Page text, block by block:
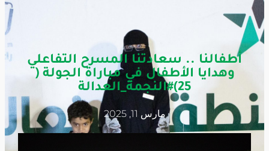
أطفالنا .. سعادتنا المسرح التفاعلي
وهدايا الأطفال في مباراة الجولة (
25)#النجمة_العدالة
مارس 11, 2025